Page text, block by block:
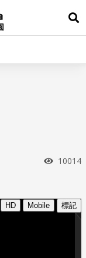
展
瀏覽次
10014